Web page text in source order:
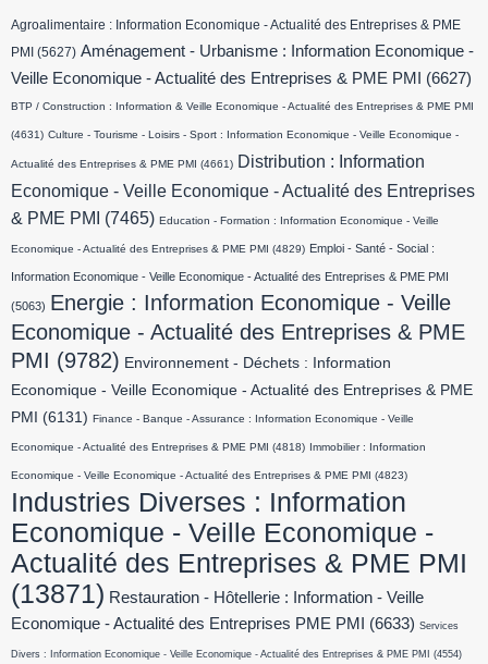
Agroalimentaire : Information Economique - Actualité des Entreprises & PME
PMI (5627) Aménagement - Urbanisme : Information Economique -
Veille Economique - Actualité des Entreprises & PME PMI
(6627)
BTP / Construction : Information & Veille Economique - Actualité des Entreprises & PME PMI
(4631) Culture - Tourisme - Loisirs - Sport : Information Economique - Veille Economique -
Actualité des Entreprises & PME PMI (4661) Distribution : Information
Economique - Veille Economique - Actualité des Entreprises
& PME PMI
(7465) Education - Formation : Information Economique - Veille
Economique - Actualité des Entreprises & PME PMI (4829) Emploi - Santé - Social :
Information Economique - Veille Economique - Actualité des Entreprises & PME PMI
(5063) Energie : Information Economique - Veille
Economique - Actualité des Entreprises & PME
PMI (9782) Environnement - Déchets : Information
Economique - Veille Economique - Actualité des Entreprises & PME
PMI
(6131) Finance - Banque - Assurance : Information Economique - Veille
Economique - Actualité des Entreprises & PME PMI (4818) Immobilier : Information
Economique - Veille Economique - Actualité des Entreprises & PME PMI (4823)
Industries Diverses : Information
Economique - Veille Economique -
Actualité des Entreprises & PME PMI
(13871) Restauration - Hôtellerie : Information - Veille
Economique - Actualité des Entreprises PME PMI
(6633) Services
Divers : Information Economique - Veille Economique - Actualité des Entreprises & PME PMI (4554)